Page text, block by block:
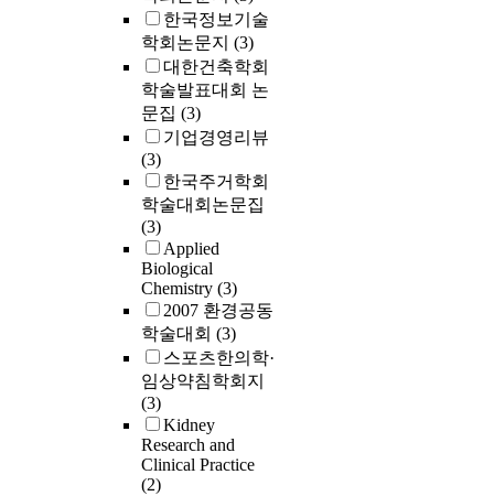
한국정보기술
학회논문지 (3)
대한건축학회
학술발표대회 논
문집 (3)
기업경영리뷰
(3)
한국주거학회
학술대회논문집
(3)
Applied
Biological
Chemistry (3)
2007 환경공동
학술대회 (3)
스포츠한의학·
임상약침학회지
(3)
Kidney
Research and
Clinical Practice
(2)